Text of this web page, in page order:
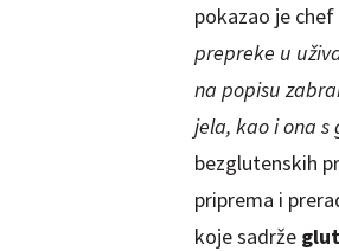
pokazao je chef
prepreke u
na popisu
jela, kao i ona s
bezglutenskih
priprema i
koje sadrže